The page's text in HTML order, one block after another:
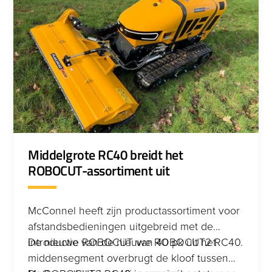
Middelgrote RC40 breidt het
ROBOCUT-assortiment uit
McConnel heeft zijn productassortiment voor
afstandsbedieningen uitgebreid met de
introductie van de nieuwe ROBOCUT2 RC40.
De nieuwe ROBOCUT van 40 pk uit het
middensegment overbrugt de kloof tussen